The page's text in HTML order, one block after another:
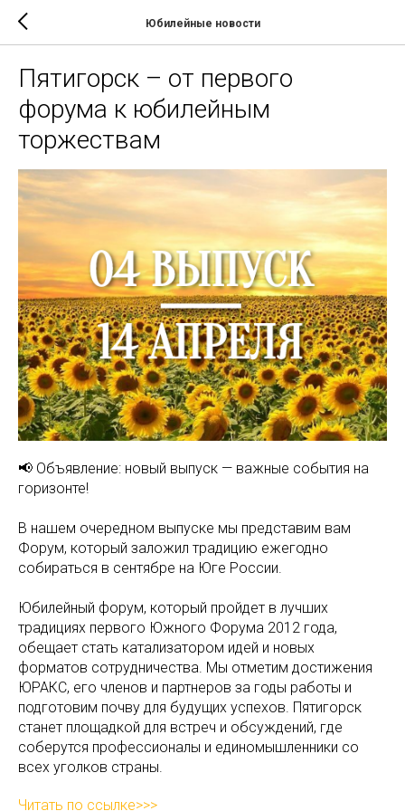
Юбилейные новости
Пятигорск – от первого
форума к юбилейным
торжествам
📢 Объявление: новый выпуск — важные события на
горизонте!
В нашем очередном выпуске мы представим вам
Форум, который заложил традицию ежегодно
собираться в сентябре на Юге России.
Юбилейный форум, который пройдет в лучших
традициях первого Южного Форума 2012 года,
обещает стать катализатором идей и новых
форматов сотрудничества. Мы отметим достижения
ЮРАКС, его членов и партнеров за годы работы и
подготовим почву для будущих успехов. Пятигорск
станет площадкой для встреч и обсуждений, где
соберутся профессионалы и единомышленники со
всех уголков страны.
Читать по ссылке>>>